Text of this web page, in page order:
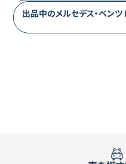
出品中のメルセデス・ベンツ